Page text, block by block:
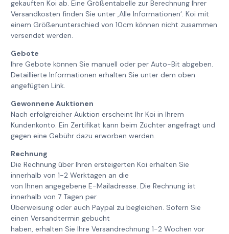
gekauften Koi ab. Eine Größentabelle zur Berechnung Ihrer
Versandkosten finden Sie unter ‚Alle Informationen‘. Koi mit
einem Größenunterschied von 10cm können nicht zusammen
versendet werden.
Gebote
Ihre Gebote können Sie manuell oder per Auto-Bit abgeben.
Detaillierte Informationen erhalten Sie unter dem oben
angefügten Link.
Gewonnene Auktionen
Nach erfolgreicher Auktion erscheint Ihr Koi in Ihrem
Kundenkonto. Ein Zertifikat kann beim Züchter angefragt und
gegen eine Gebühr dazu erworben werden.
Rechnung
Die Rechnung über Ihren ersteigerten Koi erhalten Sie
innerhalb von 1-2 Werktagen an die
von Ihnen angegebene E-Mailadresse. Die Rechnung ist
innerhalb von 7 Tagen per
Überweisung oder auch Paypal zu begleichen. Sofern Sie
einen Versandtermin gebucht
haben, erhalten Sie Ihre Versandrechnung 1-2 Wochen vor